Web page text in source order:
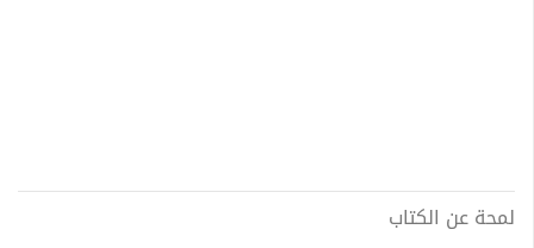
لمحة عن الكتاب